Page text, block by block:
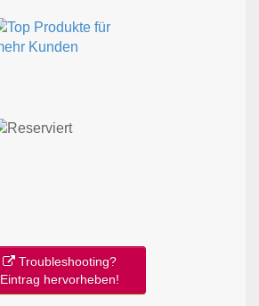
Troubleshooting?
Eintrag hervorheben!